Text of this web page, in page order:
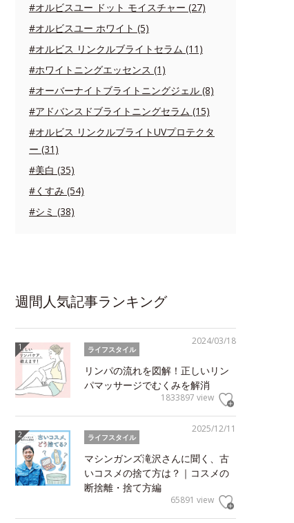
#オルビスユー ドット モイスチャー (27)
#オルビスユー ホワイト (5)
#オルビス リンクルブライトセラム (11)
#ホワイトニングエッセンス (1)
#オーバーナイトブライトニングジェル (8)
#アドバンスドブライトニングセラム (15)
#オルビス リンクルブライトUVプロテクタ
ー (31)
#美白 (35)
#くすみ (54)
#シミ (38)
週間人気記事ランキング
2024/03/18
ライフスタイル
リンパの流れを図解！正しいリン
パマッサージでむくみを解消
1833897 view
2025/12/11
ライフスタイル
マシンガンズ滝沢さんに聞く、古
いコスメの捨て方は？｜コスメの
断捨離・捨て方編
65891 view